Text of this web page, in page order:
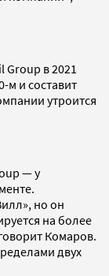
Group в 2021
м и составит
утроится
— у
но он
на более
Комаров.
двух